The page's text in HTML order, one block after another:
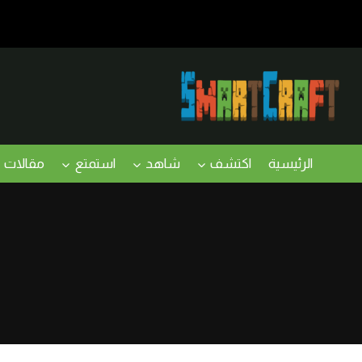
الرئيسية اكتشف شاهد استمتع مقالات